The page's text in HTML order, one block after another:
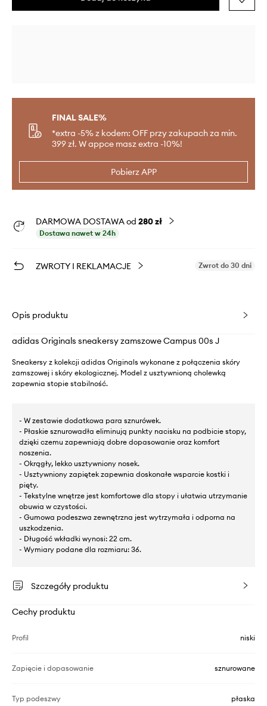
FINAL SALE%
*extra -5% z kodem: OFF przy zakupach za min.
399 zł. W appce masz extra -10%!
Pobierz APP
DARMOWA DOSTAWA od 280 zł
Dostawa nawet w 24h
ZWROTY I REKLAMACJE Zwrot do 30 dni
Opis produktu
adidas Originals sneakersy zamszowe Campus 00s J
Sneakersy z kolekcji adidas Originals wykonane z połączenia skóry
zamszowej i skóry ekologicznej. Model z usztywnioną cholewką
zapewnia stopie stabilność.
- W zestawie dodatkowa para sznurówek.
- Płaskie sznurowadła eliminują punkty nacisku na podbicie stopy,
dzięki czemu zapewniają dobre dopasowanie oraz komfort
noszenia.
- Okrągły, lekko usztywniony nosek.
- Usztywniony zapiętek zapewnia doskonałe wsparcie kostki i
pięty.
- Tekstylne wnętrze jest komfortowe dla stopy i ułatwia utrzymanie
obuwia w czystości.
- Gumowa podeszwa zewnętrzna jest wytrzymała i odporna na
uszkodzenia.
- Długość wkładki wynosi: 22 cm.
- Wymiary podane dla rozmiaru: 36.
Szczegóły produktu
Cechy produktu
Profil niski
Zapięcie i dopasowanie sznurowane
Typ podeszwy płaska